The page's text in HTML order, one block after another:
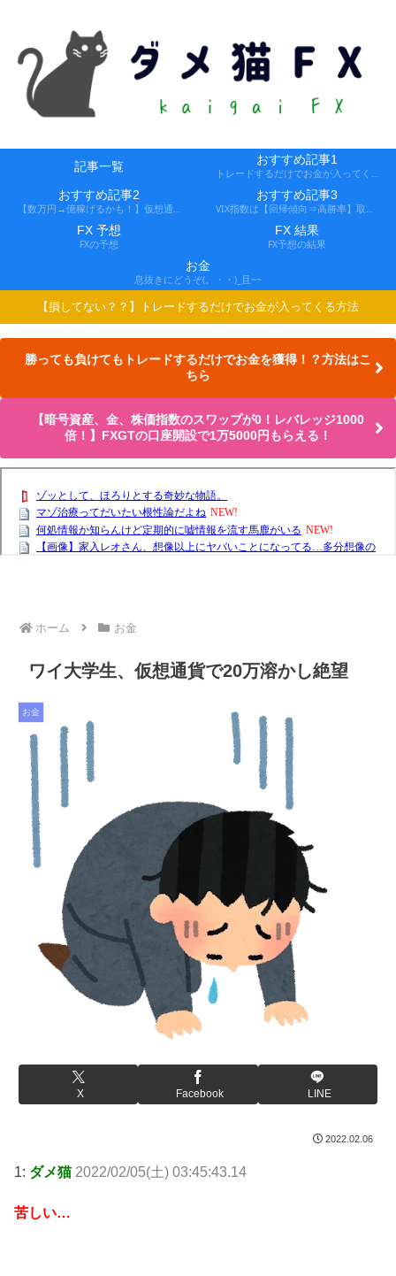
記事一覧 おすすめ記事1
おすすめ記事2 おすすめ記事3
FX 予想
FXの予想
FX 結果
FX予想の結果
お金
息抜きにどうぞ(。・・)_且~~
【損してない？？】トレードするだけでお金が入ってくる方法
勝っても負けてもトレードするだけでお金を獲得！？方法はこ
ちら
【暗号資産、金、株価指数のスワップが0！レバレッジ1000
倍！】FXGTの口座開設で1万5000円もらえる！
ホーム お金
ワイ大学生、仮想通貨で20万溶かし絶望
お金
X Facebook LINE
2022.02.06
1: ダメ猫 2022/02/05(土) 03:45:43.14
苦しい…